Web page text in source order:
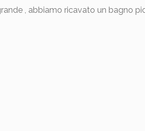
, abbiamo ricavato un bagno